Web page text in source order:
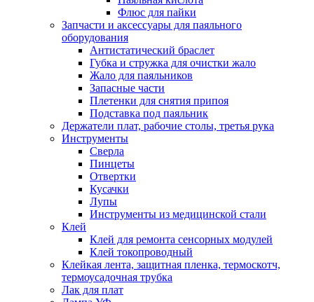
Флюс для пайки
Запчасти и аксессуары для паяльного
оборудования
Антистатический браслет
Губка и стружка для очистки жало
Жало для паяльников
Запасные части
Плетенки для снятия припоя
Подставка под паяльник
Держатели плат, рабочие столы, третья рука
Инструменты
Сверла
Пинцеты
Отвертки
Кусачки
Лупы
Инструменты из медицинской стали
Клей
Клей для ремонта сенсорных модулей
Клей токопроводный
Клейкая лента, защитная пленка, термоскотч,
термоусадочная трубка
Лак для плат